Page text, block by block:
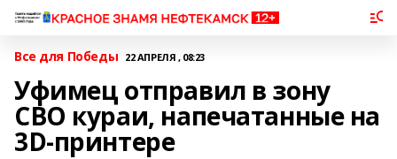
Все для Победы 22 АПРЕЛЯ , 08:23
Уфимец отправил в зону
СВО кураи, напечатанные на
3D-принтере